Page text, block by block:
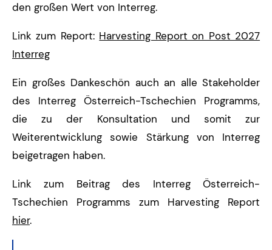
den großen Wert von Interreg.
Link zum Report: Harvesting Report on Post 2027
Interreg
Ein großes Dankeschön auch an alle Stakeholder
des Interreg Österreich-Tschechien Programms,
die zu der Konsultation und somit zur
Weiterentwicklung sowie Stärkung von Interreg
beigetragen haben.
Link zum Beitrag des Interreg Österreich-
Tschechien Programms zum Harvesting Report
hier.